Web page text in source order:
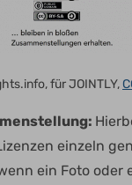
für JOINTLY,
einzeln
ein Foto oder